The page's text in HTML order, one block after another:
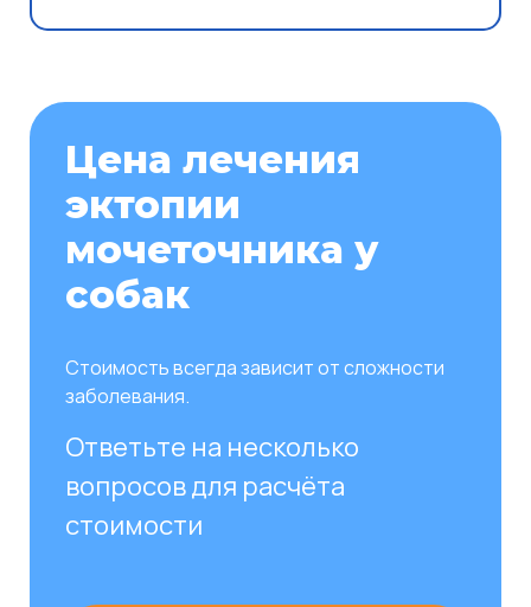
Цена лечения
эктопии
мочеточника у
собак
Стоимость всегда зависит от сложности
заболевания.
Ответьте на несколько
вопросов для расчёта
стоимости